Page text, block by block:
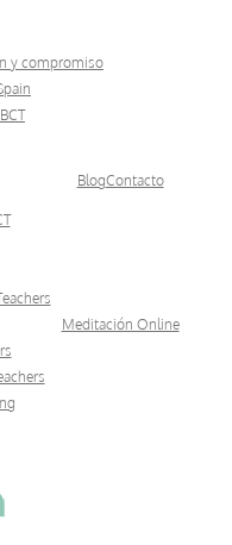
y compromiso
BlogContacto
Meditación Online